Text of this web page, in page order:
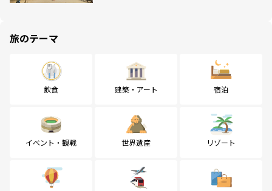
旅のテーマ
飲食 建築・アート 宿泊
イベント・観戦 世界遺産 リゾート